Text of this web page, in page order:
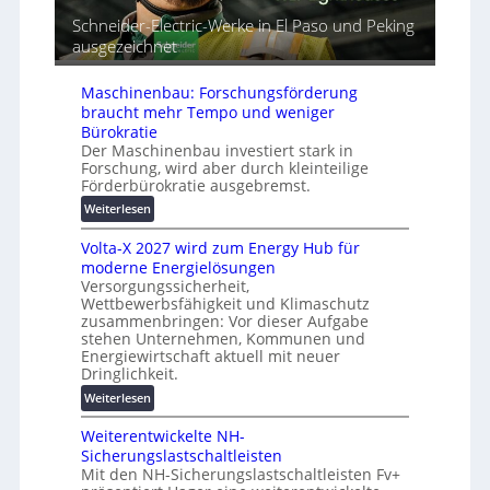
m
a
t
s
i
e
r
u
n
g
s
l
ö
s
u
n
g
e
n
r
e
i
e
t
G
e
r
ä
t
e
s
c
h
u
t
z
u
n
d
d
i
g
i
t
a
l
e
T
Schneider-Electric-Werke in El Paso und Peking
ausgezeichnet
Maschinenbau: Forschungsförderung
braucht mehr Tempo und weniger
Bürokratie
Der Maschinenbau investiert stark in
Forschung, wird aber durch kleinteilige
Förderbürokratie ausgebremst.
Weiterlesen:
M
a
s
c
h
i
n
e
n
b
u
:
F
Volta-X 2027 wird zum Energy Hub für
moderne Energielösungen
Versorgungssicherheit,
Wettbewerbsfähigkeit und Klimaschutz
zusammenbringen: Vor dieser Aufgabe
stehen Unternehmen, Kommunen und
Energiewirtschaft aktuell mit neuer
Dringlichkeit.
Weiterlesen:
V
o
l
t
Weiterentwickelte NH-
Sicherungslastschaltleisten
Mit den NH-Sicherungslastschaltleisten Fv+